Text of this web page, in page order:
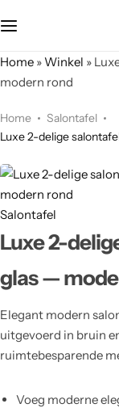
Home »Winkel »
modern rond
Home
Salontafel
Luxe 2-delige
Salontafel
Luxe 2-
glas —
Elegant modern
uitgevoerd in bruin
ruimtebesparende
Voeg moderne